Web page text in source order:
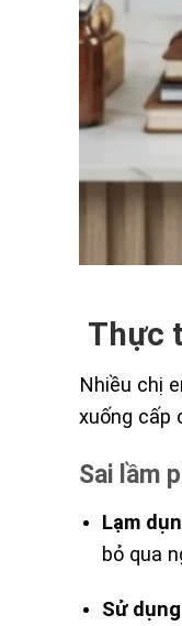
Thực
Nhiều chị
xuống cấp
Sai lầm
Lạm
bỏ qua
Sử